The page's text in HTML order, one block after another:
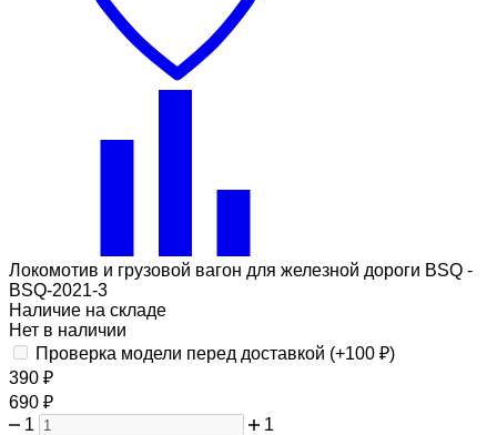
Локомотив и грузовой вагон для железной дороги BSQ -
BSQ-2021-3
Наличие на складе
Нет в наличии
Проверка модели перед доставкой (+100 ₽)
390 ₽
690 ₽
1
1